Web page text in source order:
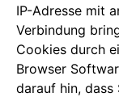
IP-Adresse mit
Verbindung
Cookies durch
Browser
darauf hin, dass